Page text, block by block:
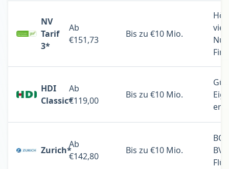
NV
Tarif
3*
Ab
€151,73
Bis zu €10 Mio.
HDI
Classic*
Ab
€119,00
Bis zu €10 Mio.
Zurich*
Ab
€142,80
Bis zu €10 Mio.